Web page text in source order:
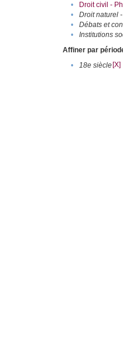
•
Droit civil -
•
Droit naturel
•
Débats et
•
Institutions
Affiner par
•
18e siècle[X]